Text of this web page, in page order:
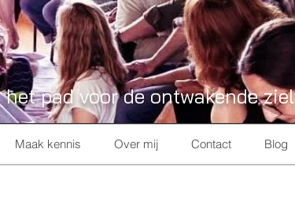
het pad voor de ontwakende ziel
Maak kennis Over mij Contact Blog